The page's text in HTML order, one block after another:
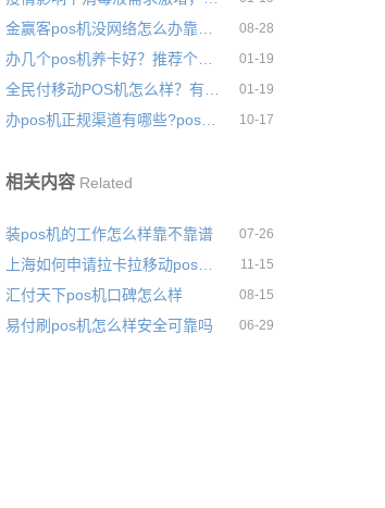
08-28
办几个pos机养卡好？推荐个人养卡使用的pos机品牌 01-19
01-19
办pos机正规渠道有哪些?pos机正规办理途径 10-17
相关内容 Related
装pos机的工作怎么样靠不靠谱 07-26
上海如何申请拉卡拉移动pos机？POS机申办和安装流程 11-15
汇付天下pos机口碑怎么样 08-15
易付刷pos机怎么样安全可靠吗 06-29